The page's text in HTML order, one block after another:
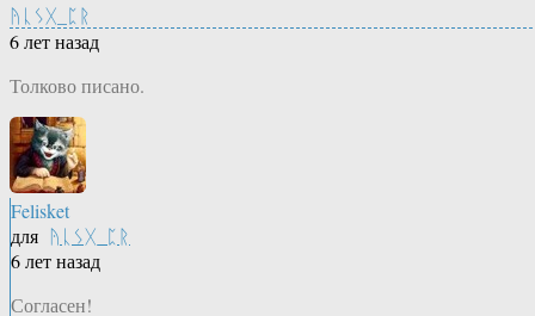
ᚤᚳᛊᚷ_ᛈᚱ
6 лет назад
Толково писано.
Felisket
для ᚤᚳᛊᚷ_ᛈᚱ
6 лет назад
Согласен!